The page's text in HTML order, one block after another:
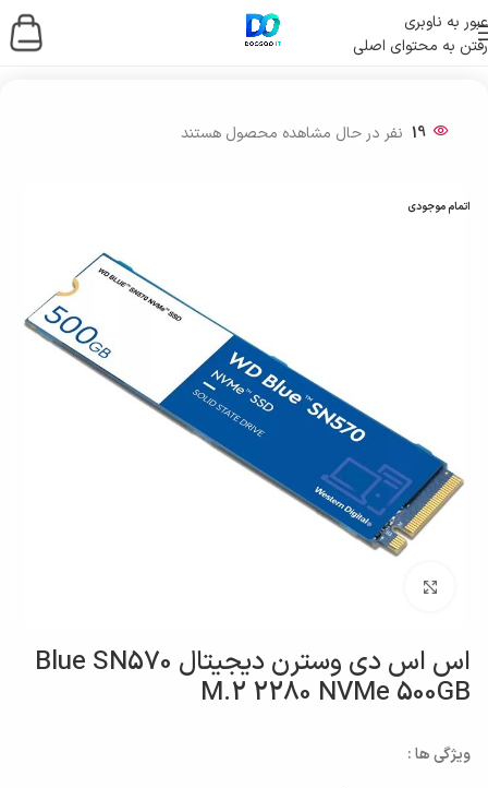
عبور به ناوبری
رفتن به محتوای اصلی
خانه/ ذخیره ساز اطلاعات
19 نفر در حال مشاهده محصول هستند
اتمام موجودی
اس اس دی وسترن دیجیتال Blue SN570
M.2 2280 NVMe 500GB
ویژگی ها :